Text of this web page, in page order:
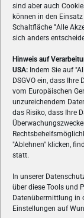
sind aber auch
können in den
Schaltfläche "Alle
sich anders
Hinweis auf
USA: Indem Sie auf
DSGVO ein, dass Ihre
vom Europäischen
unzureichendem
das Risiko, dass Ihre
"Ablehnen" klicken,
statt.
In unserer
über diese Tools und
Datenübermittlung in
Einstellungen auf
VON GAMERN,
Spielemagazin
Reviews und